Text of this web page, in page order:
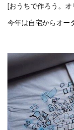
[おうちで作ろう。
今年は自宅からオー